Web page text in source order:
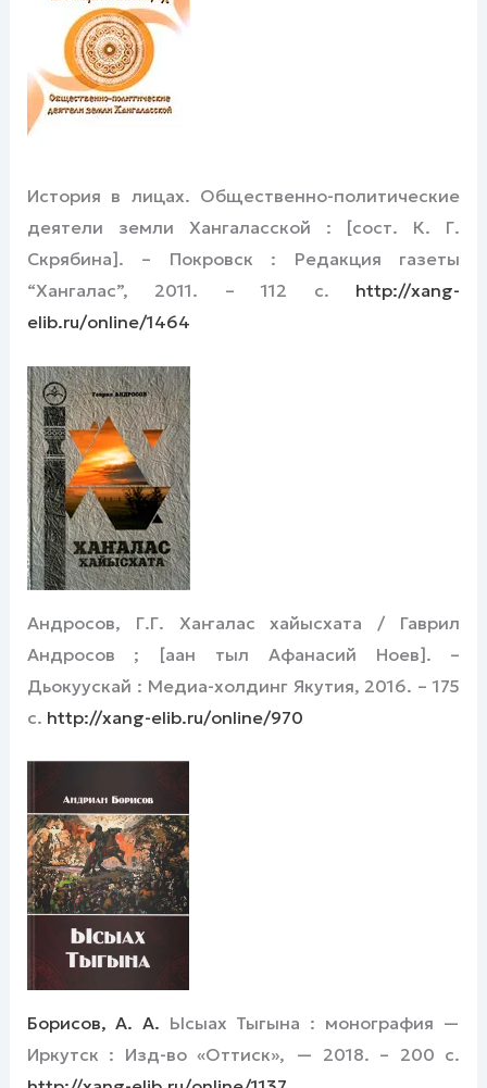
История в лицах. Общественно-политические
деятели земли Хангаласской : [сост. К. Г.
Скрябина]. – Покровск : Редакция газеты
“Хангалас”, 2011. – 112 с. http://xang-
elib.ru/online/1464
Андросов, Г.Г. Хаҥалас хайысхата / Гаврил
Андросов ; [аан тыл Афанасий Ноев]. –
Дьокуускай : Медиа-холдинг Якутия, 2016. – 175
с. http://xang-elib.ru/online/970
Борисов, А. А. Ысыах Тыгына : монография —
Иркутск : Изд-во «Оттиск», — 2018. – 200 с.